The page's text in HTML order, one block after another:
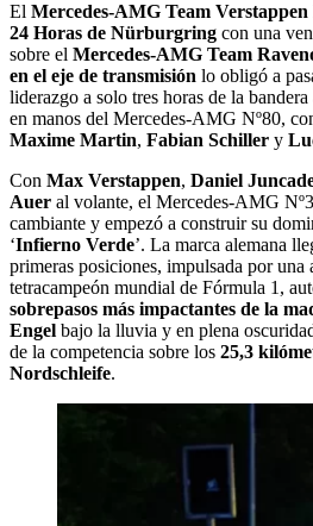
El Mercedes-AMG Team Verstappen
24 Horas de Nürburgring con una
sobre el Mercedes-AMG Team
en el eje de transmisión lo obligó a
liderazgo a solo tres horas de la
en manos del Mercedes-AMG Nº80,
Maxime Martin, Fabian Schiller y
Con Max Verstappen, Daniel
Auer al volante, el Mercedes-AMG
cambiante y empezó a construir su
‘Infierno Verde’. La marca alemana
primeras posiciones, impulsada por una
tetracampeón mundial de Fórmula 1,
sobrepasos más impactantes de la
Engel bajo la lluvia y en plena
de la competencia sobre los 25,3
Nordschleife.